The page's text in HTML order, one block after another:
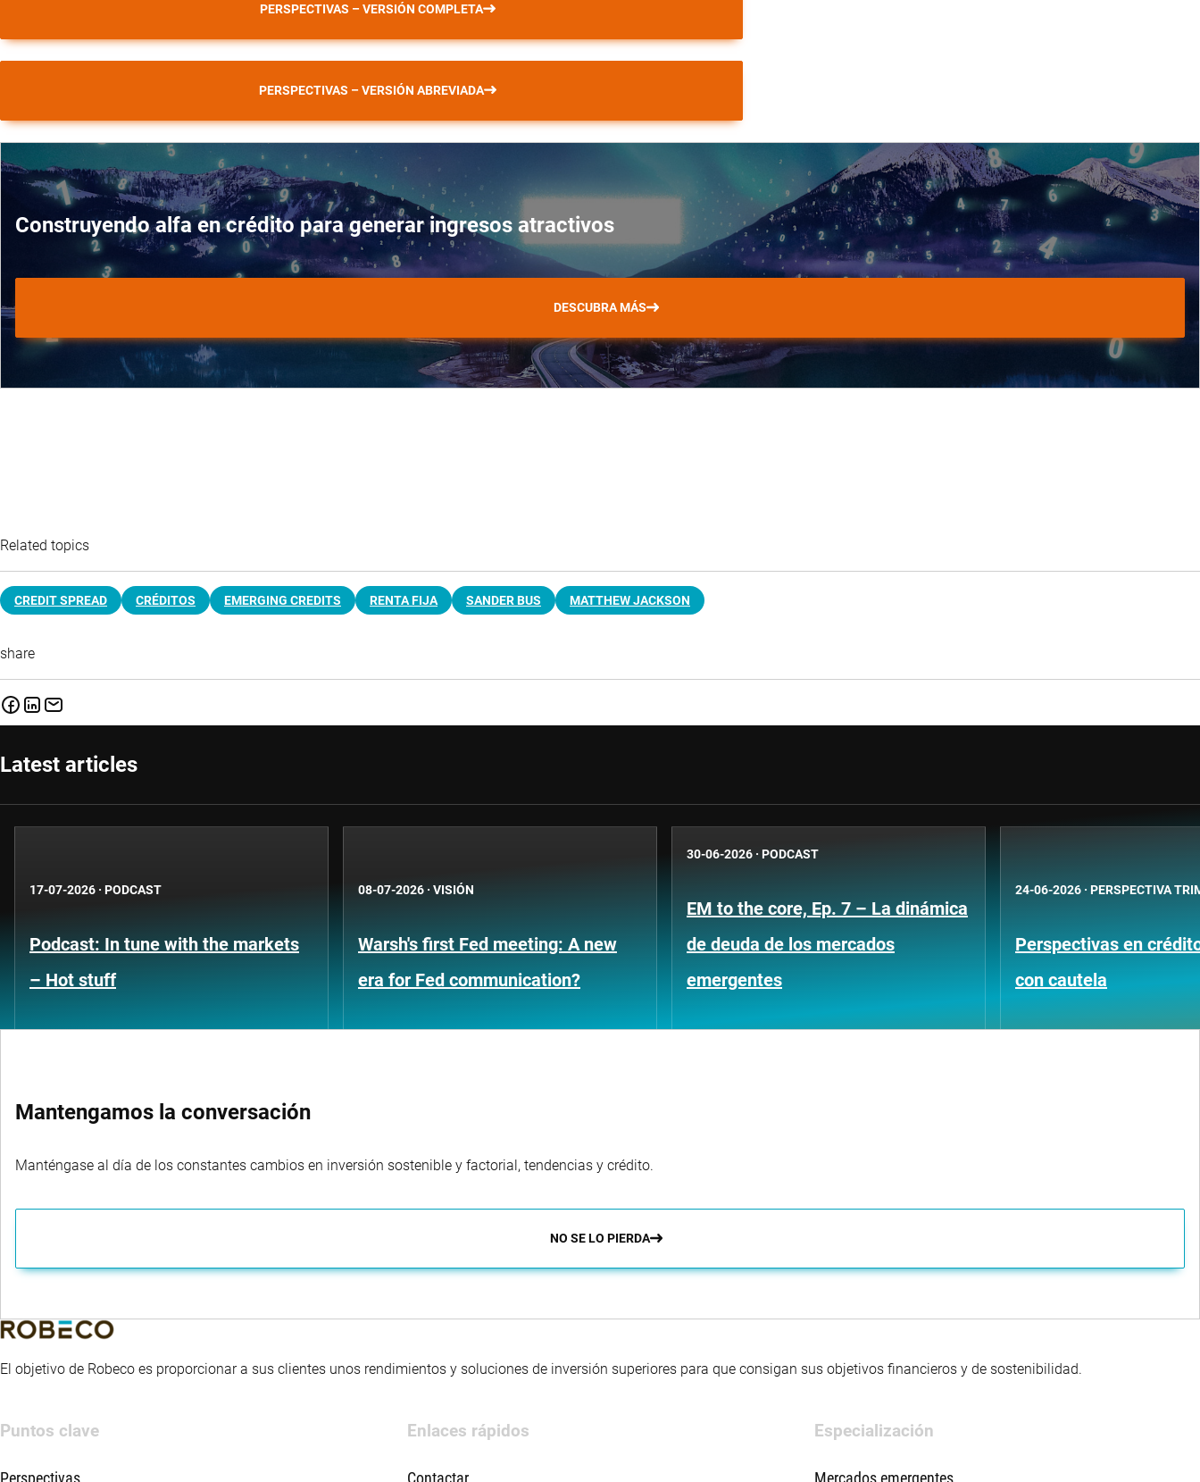
PERSPECTIVAS – VERSIÓN COMPLETA
PERSPECTIVAS – VERSIÓN ABREVIADA
Construyendo alfa en crédito para generar ingresos atractivos
DESCUBRA MÁS
Related topics
CREDIT SPREAD CRÉDITOS EMERGING CREDITS RENTA FIJA SANDER BUS MATTHEW JACKSON
share
Latest articles
17-07-2026 · PODCAST
Podcast: In tune with the markets
– Hot stuff
08-07-2026 · VISIÓN
Warsh's first Fed meeting: A new
era for Fed communication?
30-06-2026 · PODCAST
EM to the core, Ep. 7 – La dinámica
de deuda de los mercados
emergentes
24-06-2026 · PERSPECTIVA
Perspectivas en
con cautela
Mantengamos la conversación
Manténgase al día de los constantes cambios en inversión sostenible y factorial, tendencias y crédito.
NO SE LO PIERDA
El objetivo de Robeco es proporcionar a sus clientes unos rendimientos y soluciones de inversión superiores para que consigan sus objetivos financieros y de sostenibilidad.
Puntos clave
Perspectivas
Enlaces rápidos
Contactar
Especialización
Mercados emergentes